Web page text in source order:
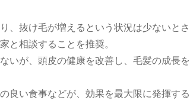
、抜け毛が増えるという状況は少ないと
と相談することを推奨。
いが、頭皮の健康を改善し、毛髪の成長
良い食事などが、効果を最大限に発揮す